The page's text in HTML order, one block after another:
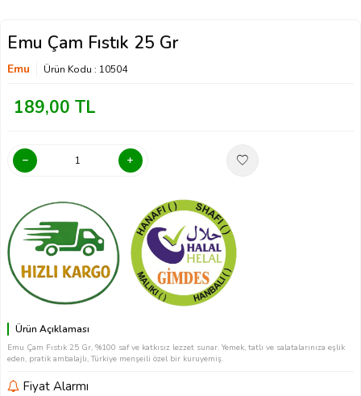
Emu Çam Fıstık 25 Gr
Emu Ürün Kodu : 10504
189,00 TL
Ürün Açıklaması
Emu Çam Fıstık 25 Gr, %100 saf ve katkısız lezzet sunar. Yemek, tatlı ve salatalarınıza eşlik
eden, pratik ambalajlı, Türkiye menşeili özel bir kuruyemiş.
Fiyat Alarmı